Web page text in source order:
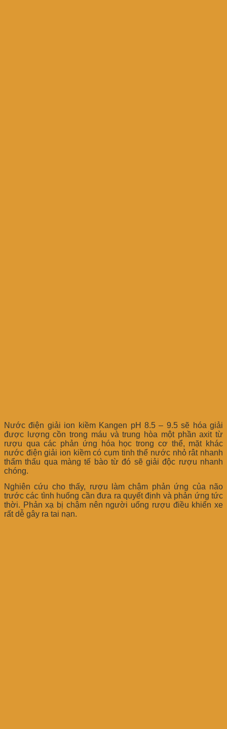
Nước điện giải ion kiềm Kangen pH 8.5 – 9.5 sẽ hóa giải
được lượng cồn trong máu và trung hòa một phần axit từ
rượu qua các phản ứng hóa học trong cơ thể, mặt khác
nước điện giải ion kiềm có cụm tinh thể nước nhỏ rât nhanh
thẩm thấu qua màng tế bào từ đó sẽ giải độc rượu nhanh
chóng.
Nghiên cứu cho thấy, rượu làm chậm phản ứng của não
trước các tình huống cần đưa ra quyết định và phản ứng tức
thời. Phản xạ bị chậm nên người uống rượu điều khiển xe
rất dễ gây ra tai nạn.